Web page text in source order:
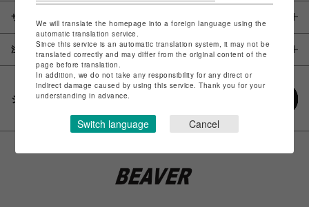
サイズ
注意事項
シェアする
We will translate the homepage into a foreign language using the
automatic translation service.
Since this service is an automatic translation system, it may not be
translated correctly and may differ from the original content of the
page before translation.
In addition, we do not take any responsibility for any direct or
indirect damage caused by using this service. Thank you for your
understanding in advance.
Switch language Cancel